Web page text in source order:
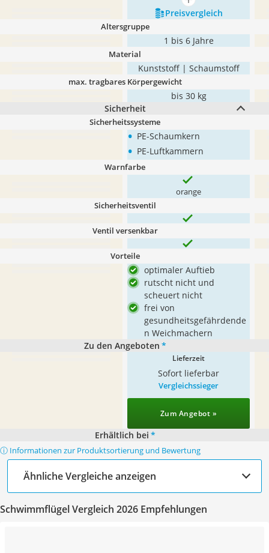
mehr anzeigen
Preis­vergleich
Altersgruppe
1 bis 6 Jahre
Material
Kunststoff | Schaumstoff
max. tragbares Körpergewicht
bis 30 kg
Sicherheit
Sicherheitssysteme
• PE-Schaumkern
• PE-Luftkammern
Warnfarbe
orange
Sicherheitsventil
Ventil versenkbar
Vorteile
optimaler Auftieb
rutscht nicht und
scheuert nicht
frei von
gesundheitsgefährdende
n Weichmachern
Zu den Angeboten *
Lieferzeit
Sofort lieferbar
Vergleichssieger
Zum Angebot »
Erhältlich bei *
ⓘ Informationen zur Produktsortierung und Bewertung
Ähnliche Vergleiche anzeigen
Schwimmflügel Vergleich 2026 Empfehlungen